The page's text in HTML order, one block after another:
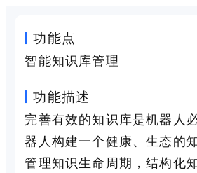
功能点
智能知识库管理
功能描述
完善有效的知识库是机器人
器人构建一个健康、生态的
管理知识生命周期，结构化